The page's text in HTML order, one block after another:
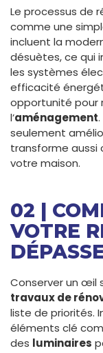
Le processus de
comme une
incluent la
désuètes, ce qui
les systèmes
efficacité
opportunité pour
l’aménagement
seulement
transforme
votre maison.
02 |
VOTRE
Conserver un œil
travaux de
liste de priorités.
éléments clé
des luminaires